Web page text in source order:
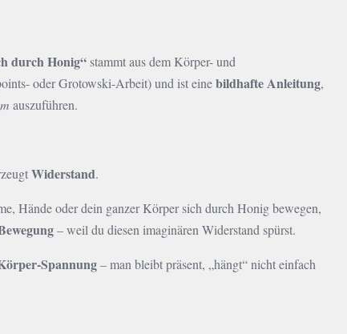
durch Honig“stammt aus dem Körper- und
oder Grotowski-Arbeit) und ist einebildhafte Anleitung,
auszuführen.
Widerstand.
Hände oder dein ganzer Körper sich durch Honig bewegen,
– weil du diesen imaginären Widerstand spürst.
Spannung– man bleibt präsent, „hängt“ nicht einfach